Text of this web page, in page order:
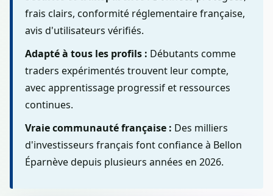
frais clairs, conformité réglementaire française,
avis d'utilisateurs vérifiés.
Adapté à tous les profils : Débutants comme
traders expérimentés trouvent leur compte,
avec apprentissage progressif et ressources
continues.
Vraie communauté française : Des milliers
d'investisseurs français font confiance à Bellon
Éparnève depuis plusieurs années en 2026.